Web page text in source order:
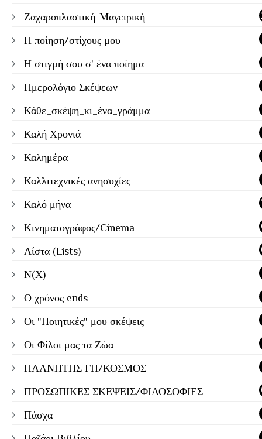
Ζαχαροπλαστική-Μαγειρική
Η ποίηση/στίχους μου
Η στιγμή σου σ’ ένα ποίημα
Ημερολόγιο Σκέψεων
Κάθε_σκέψη_κι_ένα_γράμμα
Καλή Χρονιά
Καλημέρα
Καλλιτεχνικές ανησυχίες
Καλό μήνα
Κινηματογράφος/Cinema
Λίστα (Lists)
Ν(Χ)
Ο χρόνος ends
Οι "Ποιητικές" μου σκέψεις
Οι Φίλοι μας τα Ζώα
ΠΛΑΝΗΤΗΣ ΓΗ/ΚΟΣΜΟΣ
ΠΡΟΣΩΠΙΚΕΣ ΣΚΕΨΕΙΣ/ΦΙΛΟΣΟΦΙΕΣ
Πάσχα